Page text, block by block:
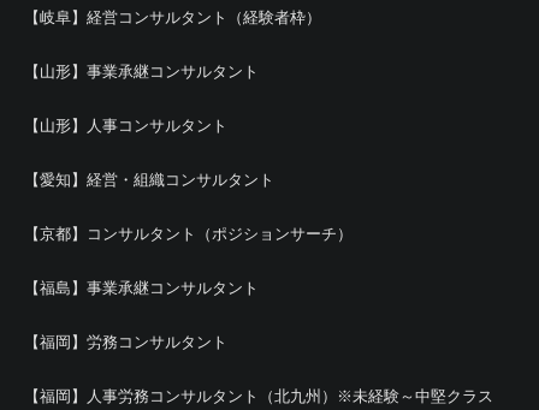
【岐阜】経営コンサルタント（経験者枠）
【山形】事業承継コンサルタント
【山形】人事コンサルタント
【愛知】経営・組織コンサルタント
【京都】コンサルタント（ポジションサーチ）
【福島】事業承継コンサルタント
【福岡】労務コンサルタント
【福岡】人事労務コンサルタント（北九州）※未経験～中堅クラス